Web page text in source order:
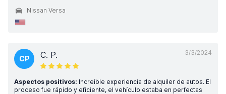
Nissan Versa
3/3/2024
CP C. P.
Aspectos positivos: Increíble experiencia de alquiler de autos. El
proceso fue rápido y eficiente, el vehículo estaba en perfectas